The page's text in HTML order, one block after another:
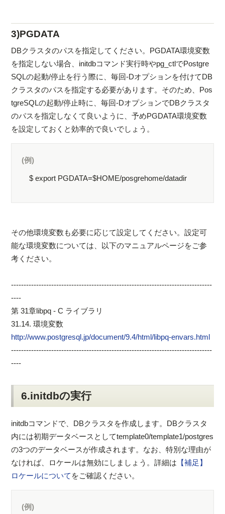
3)PGDATA
DBクラスタのパスを指定してください。PGDATA環境変数
を指定しない場合、initdbコマンド実行時やpg_ctlでPostgre
SQLの起動/停止を行う際に、毎回-Dオプションを付けてDB
クラスタのパスを指定する必要があります。そのため、Pos
tgreSQLの起動/停止時に、毎回-DオプションでDBクラスタ
のパスを指定しなくて良いように、予めPGDATA環境変数
を設定しておくと効率的で良いでしょう。
(例)
$ export PGDATA=$HOME/posgrehome/datadir
その他環境変数も必要に応じて設定してください。設定可
能な環境変数については、以下のマニュアルページをご参
考ください。
--------------------------------------------------------------------------------
----
第 31章libpq - C ライブラリ
31.14. 環境変数
http://www.postgresql.jp/document/9.4/html/libpq-envars.html
--------------------------------------------------------------------------------
----
6.initdbの実行
initdbコマンドで、DBクラスタを作成します。DBクラスタ
内には初期データベースとしてtemplate0/template1/postgres
の3つのデータベースが作成されます。なお、特別な理由が
なければ、ロケールは無効にしましょう。詳細は 【補足】
ロケールについて をご確認ください。
(例)